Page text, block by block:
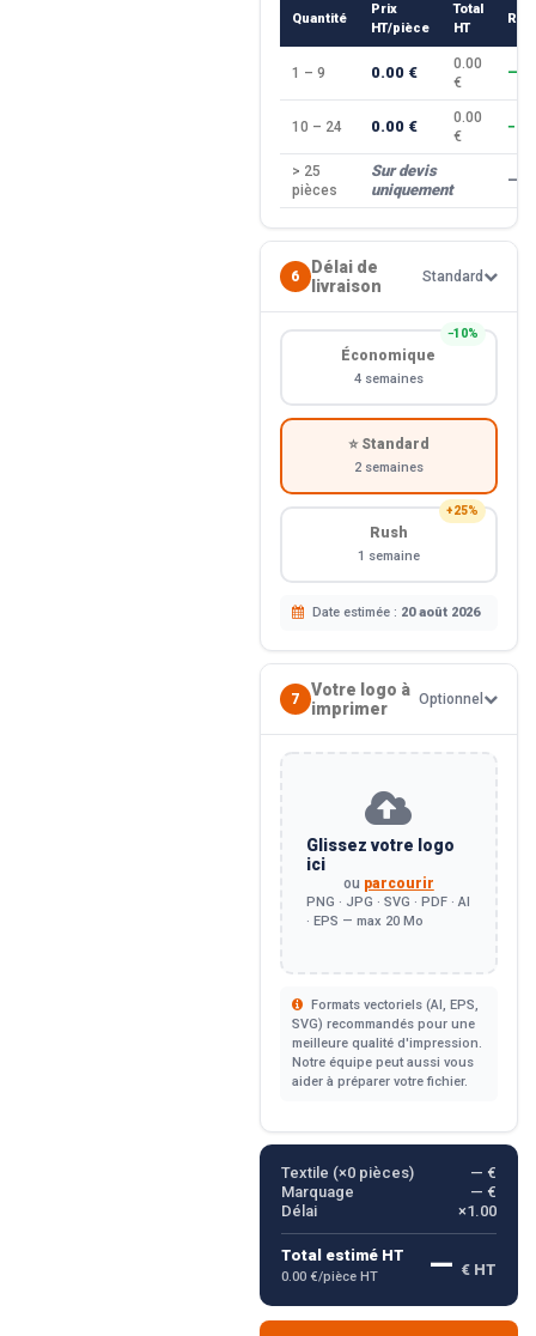
Quantité
Prix
HT/pièce
Total
HT
1 – 9 0.00 €
0.00
€
—
10 – 24 0.00 €
0.00
€
> 25
pièces
Sur devis
uniquement
—
6
Délai de
livraison
Standard
−10%
Économique
4 semaines
⭐ Standard
2 semaines
+25%
Rush
1 semaine
Date estimée : 20 août 2026
7
Votre logo à
imprimer
Optionnel
Glissez votre logo
ici
ou parcourir
PNG · JPG · SVG · PDF · AI
· EPS — max 20 Mo
Formats vectoriels (AI, EPS,
SVG) recommandés pour une
meilleure qualité d'impression.
Notre équipe peut aussi vous
aider à préparer votre fichier.
Textile (×0pièces)
— €
Marquage
— €
Délai
×1.00
Total estimé HT
0.00 €/pièce HT — € HT